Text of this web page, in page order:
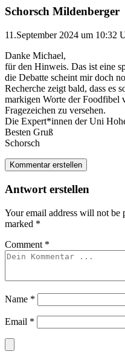
Schorsch Mildenberger
11.September 2024 um 10:32
Danke Michael,
für den Hinweis. Das ist eine
die Debatte scheint mir doch
Recherche zeigt bald, dass es
markigen Worte der Foodfibel
Fragezeichen zu versehen.
Die Expert*innen der Uni
Besten Gruß
Schorsch
Kommentar erstellen
Antwort erstellen
Your email address will not be
marked *
Comment *
Name *
Email *